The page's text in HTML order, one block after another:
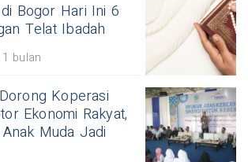
Bogor Hari Ini 6
Telat Ibadah
1 bulan
Koperasi
Ekonomi Rakyat,
Muda Jadi